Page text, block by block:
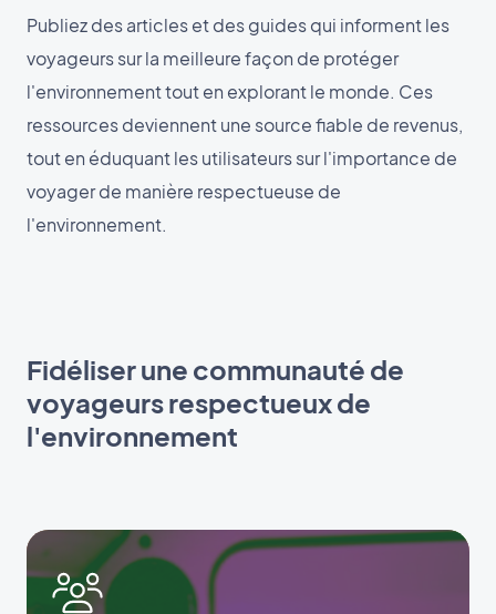
Publiez des articles et des guides qui informent les
voyageurs sur la meilleure façon de protéger
l'environnement tout en explorant le monde. Ces
ressources deviennent une source fiable de revenus,
tout en éduquant les utilisateurs sur l'importance de
voyager de manière respectueuse de
l'environnement.
Fidéliser une communauté de
voyageurs respectueux de
l'environnement